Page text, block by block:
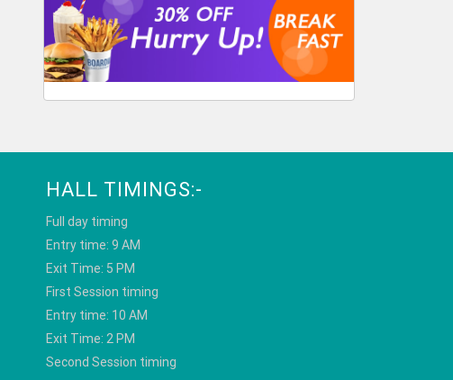
HALL TIMINGS:-
Full day timing
Entry time: 9 AM
Exit Time: 5 PM
First Session timing
Entry time: 10 AM
Exit Time: 2 PM
Second Session timing